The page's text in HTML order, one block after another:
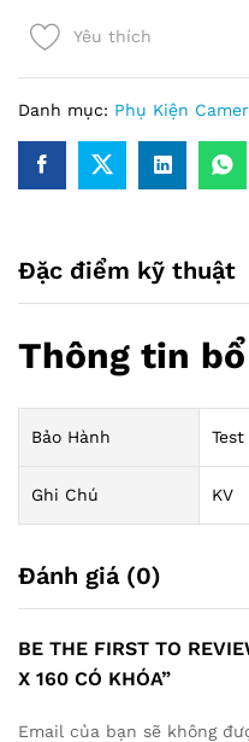
khóa
quantity
Yêu thích
Danh mục: Phụ Kiện
Đặc điểm kỹ thuật
Thông tin
Bảo Hành Test
Ghi Chú KV
Đánh giá (0)
BE THE FIRST TO
X 160 CÓ KHÓA”
Email của bạn sẽ không